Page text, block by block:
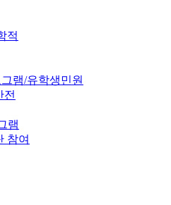
적
램/유학생민원
전
램
참여